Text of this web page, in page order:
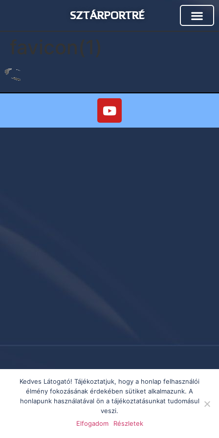
SZTÁRPORTRÉ
favicon(1)
Kedves Látogató! Tájékoztatjuk, hogy a honlap felhasználói
élmény fokozásának érdekében sütiket alkalmazunk. A
honlapunk használatával ön a tájékoztatásunkat tudomásul
veszi.
Elfogadom
Részletek